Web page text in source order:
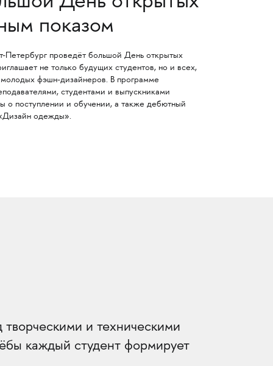
показом
Петербург проведёт большой День открытых
не только будущих студентов, но и всех,
фэшн-дизайнеров. В программе
студентами и выпускниками
поступлении и обучении, а также дебютный
одежды».
и техническими
каждый студент формирует